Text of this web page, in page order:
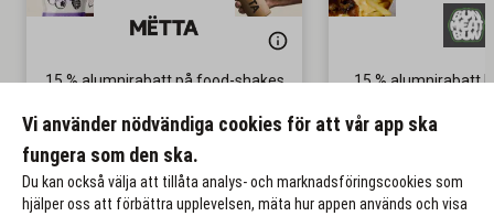
15 % alumnirabatt på food-shakes
Till rabatten
15 % alumnirabatt
Gäller ej på
Vi använder nödvändiga cookies för att vår app ska
fungera som den ska.
Du kan också välja att tillåta analys- och marknadsföringscookies som
hjälper oss att förbättra upplevelsen, mäta hur appen används och visa